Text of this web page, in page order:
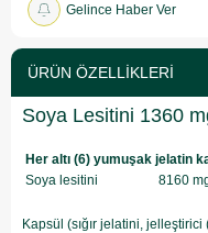
Gelince Haber Ver
ÜRÜN ÖZELLIKLERI
Soya Lesitini 1360
Her altı (6) yumuşak jelatin
Soya lesitini
8160
Kapsül (sığır jelatini, jelleştirici